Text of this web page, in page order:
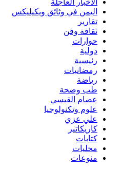
اليمن في وثائق ويكيليكس
تقارير
ثقافة وفن
حوارات
دولية
رئيسية
رمضانيات
رياضة
طب وصحة
عصام القيسي
علوم وتكنولوجيا
علي عزي
كاريكاتير
كتابات
محليات
منوعات